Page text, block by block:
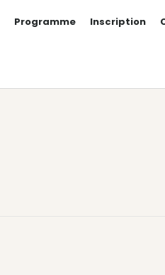
Programme Inscription